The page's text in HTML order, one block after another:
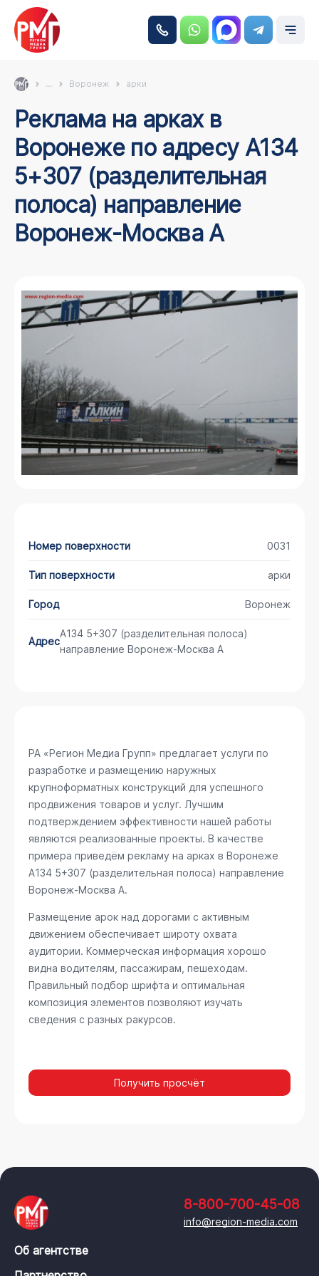
... Воронеж арки
Реклама на арках в
Воронеже по адресу А134
5+307 (разделительная
полоса) направление
Воронеж-Москва А
Номер поверхности 0031
Тип поверхности арки
Город Воронеж
Адрес
А134 5+307 (разделительная полоса)
направление Воронеж-Москва А
РА «Регион Медиа Групп» предлагает услуги по
разработке и размещению наружных
крупноформатных конструкций для успешного
продвижения товаров и услуг. Лучшим
подтверждением эффективности нашей работы
являются реализованные проекты. В качестве
примера приведём рекламу на арках в Воронеже
А134 5+307 (разделительная полоса) направление
Воронеж-Москва А.
Размещение арок над дорогами с активным
движением обеспечивает широту охвата
аудитории. Коммерческая информация хорошо
видна водителям, пассажирам, пешеходам.
Правильный подбор шрифта и оптимальная
композиция элементов позволяют изучать
сведения с разных ракурсов.
Получить просчёт
8-800-700-45-08
info@region-media.com
Об агентстве